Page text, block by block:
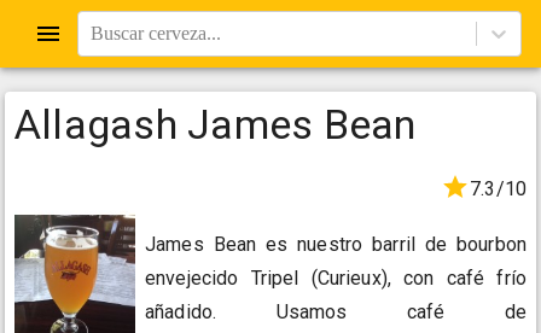
Buscar cerveza...
Allagash James Bean
7.3/10
James Bean es nuestro barril de bourbon
envejecido Tripel (Curieux), con café frío
añadido. Usamos café de